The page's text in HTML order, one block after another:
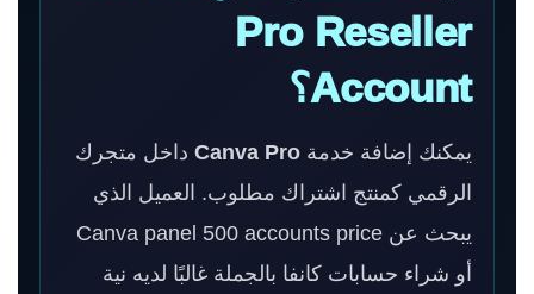
Pro Reseller
Account؟
يمكنك إضافة خدمة Canva Pro داخل متجرك
الرقمي كمنتج اشتراك مطلوب. العميل الذي
يبحث عن Canva panel 500 accounts price
أو شراء حسابات كانفا بالجملة غالبًا لديه نية